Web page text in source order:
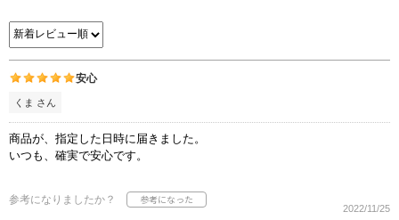
安心
くま さん
商品が、指定した日時に届きました。
いつも、確実で安心です。
参考になりましたか？
2022/11/25